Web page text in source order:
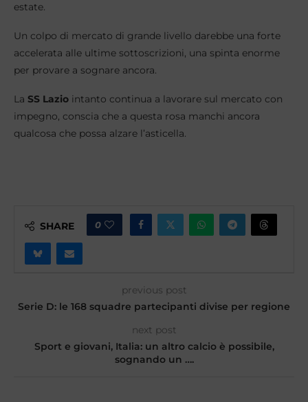
estate.
Un colpo di mercato di grande livello darebbe una forte
accelerata alle ultime sottoscrizioni, una spinta enorme
per provare a sognare ancora.
La SS Lazio intanto continua a lavorare sul mercato con
impegno, conscia che a questa rosa manchi ancora
qualcosa che possa alzare l’asticella.
SHARE 0
previous post
Serie D: le 168 squadre partecipanti divise per regione
next post
Sport e giovani, Italia: un altro calcio è possibile,
sognando un ….